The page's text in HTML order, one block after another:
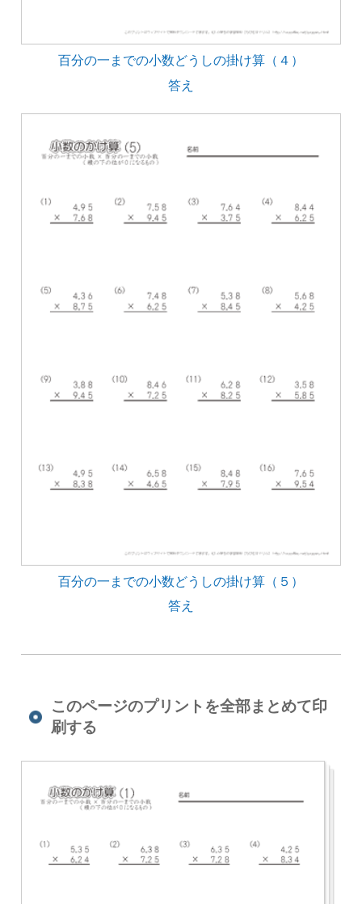
百分の一までの小数どうしの掛け算（４）
答え
百分の一までの小数どうしの掛け算（５）
答え
このページのプリントを全部まとめて印
刷する